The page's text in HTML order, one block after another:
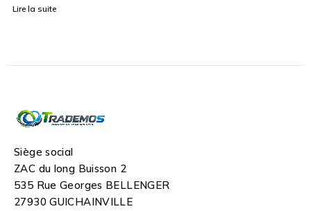
Lire la suite
Siège social
ZAC du long Buisson 2
535 Rue Georges BELLENGER
27930 GUICHAINVILLE